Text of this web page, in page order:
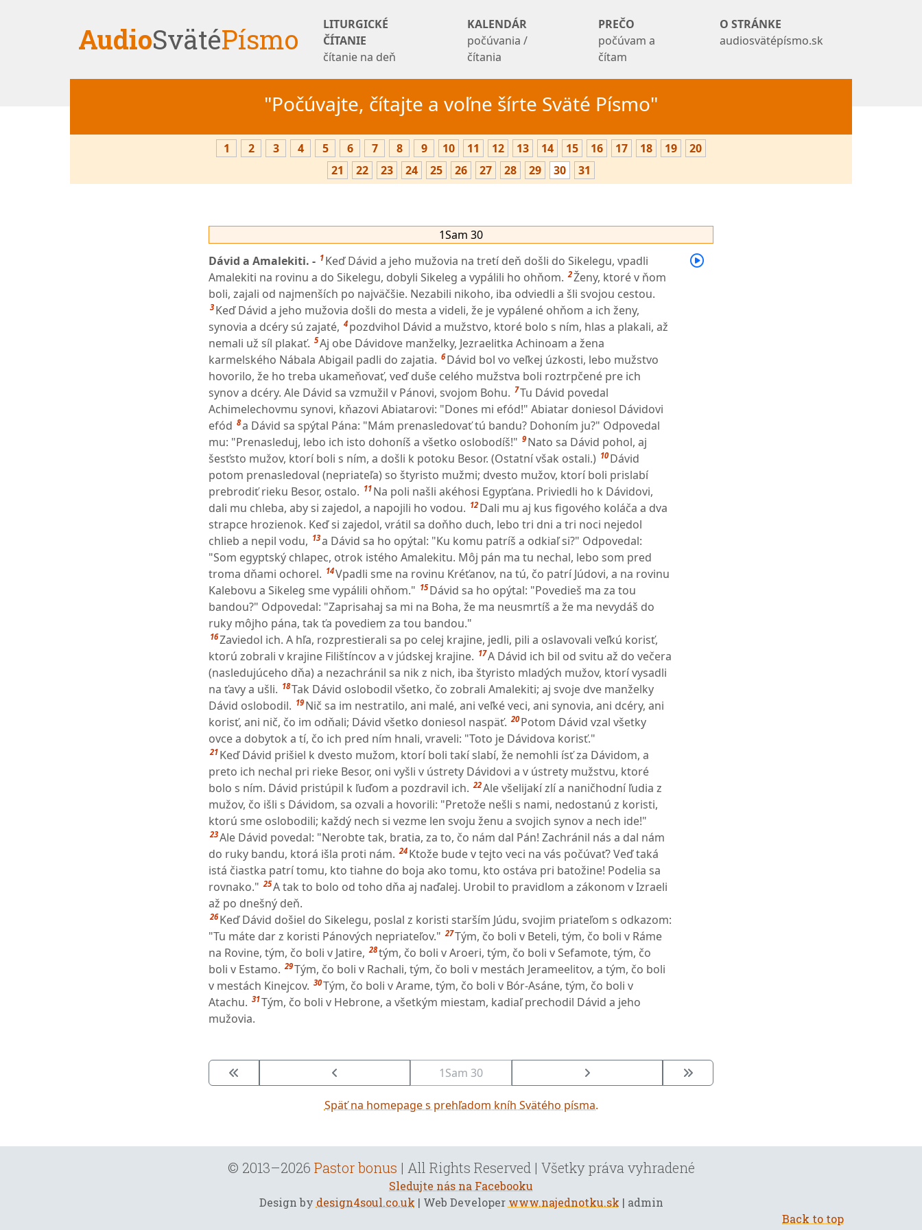
AudioSvätéPísmo
LITURGICKÉ
ČÍTANIE
čítanie na deň
KALENDÁR
počúvania /
čítania
PREČO
počúvam a
čítam
O STRÁNKE
audiosvätépísmo.sk
"Počúvajte, čítajte a voľne šírte Sväté Písmo"
1 2 3 4 5 6 7 8 9 10 11 12 13 14 15 16 17 18 19
20
21
22 23 24 25 26 27 28 29 30 31
1Sam 30
Dávid a Amalekiti. - 1 Keď Dávid a jeho mužovia na tretí deň došli do Sikelegu, vpadli
Amalekiti na rovinu a do Sikelegu, dobyli Sikeleg a vypálili ho ohňom. 2Ženy, ktoré v ňom
boli, zajali od najmenších po najväčšie. Nezabili nikoho, iba odviedli a šli svojou cestou.
3 Keď Dávid a jeho mužovia došli do mesta a videli, že je vypálené ohňom a ich ženy,
synovia a dcéry sú zajaté, 4 pozdvihol Dávid a mužstvo, ktoré bolo s ním, hlas a plakali, až
nemali už síl plakať. 5Aj obe Dávidove manželky, Jezraelitka Achinoam a žena
karmelského Nábala Abigail padli do zajatia. 6 Dávid bol vo veľkej úzkosti, lebo mužstvo
hovorilo, že ho treba ukameňovať, veď duše celého mužstva boli roztrpčené pre ich
synov a dcéry. Ale Dávid sa vzmužil v Pánovi, svojom Bohu. 7Tu Dávid povedal
Achimelechovmu synovi, kňazovi Abiatarovi: "Dones mi efód!" Abiatar doniesol Dávidovi
efód 8a Dávid sa spýtal Pána: "Mám prenasledovať tú bandu? Dohoním ju?" Odpovedal
mu: "Prenasleduj, lebo ich isto dohoníš a všetko oslobodíš!" 9 Nato sa Dávid pohol, aj
šesťsto mužov, ktorí boli s ním, a došli k potoku Besor. (Ostatní však ostali.) 10 Dávid
potom prenasledoval (nepriateľa) so štyristo mužmi; dvesto mužov, ktorí boli prislabí
prebrodiť rieku Besor, ostalo. 11 Na poli našli akéhosi Egypťana. Priviedli ho k Dávidovi,
dali mu chleba, aby si zajedol, a napojili ho vodou. 12 Dali mu aj kus figového koláča a dva
strapce hrozienok. Keď si zajedol, vrátil sa doňho duch, lebo tri dni a tri noci nejedol
chlieb a nepil vodu, 13a Dávid sa ho opýtal: "Ku komu patríš a odkiaľ si?" Odpovedal:
"Som egyptský chlapec, otrok istého Amalekitu. Môj pán ma tu nechal, lebo som pred
troma dňami ochorel. 14Vpadli sme na rovinu Kréťanov, na tú, čo patrí Júdovi, a na rovinu
Kalebovu a Sikeleg sme vypálili ohňom." 15 Dávid sa ho opýtal: "Povedieš ma za tou
bandou?" Odpovedal: "Zaprisahaj sa mi na Boha, že ma neusmrtíš a že ma nevydáš do
ruky môjho pána, tak ťa povediem za tou bandou."
16Zaviedol ich. A hľa, rozprestierali sa po celej krajine, jedli, pili a oslavovali veľkú korisť,
ktorú zobrali v krajine Filištíncov a v júdskej krajine. 17A Dávid ich bil od svitu až do večera
(nasledujúceho dňa) a nezachránil sa nik z nich, iba štyristo mladých mužov, ktorí vysadli
na ťavy a ušli. 18Tak Dávid oslobodil všetko, čo zobrali Amalekiti; aj svoje dve manželky
Dávid oslobodil. 19 Nič sa im nestratilo, ani malé, ani veľké veci, ani synovia, ani dcéry, ani
korisť, ani nič, čo im odňali; Dávid všetko doniesol naspäť. 20 Potom Dávid vzal všetky
ovce a dobytok a tí, čo ich pred ním hnali, vraveli: "Toto je Dávidova korisť."
21 Keď Dávid prišiel k dvesto mužom, ktorí boli takí slabí, že nemohli ísť za Dávidom, a
preto ich nechal pri rieke Besor, oni vyšli v ústrety Dávidovi a v ústrety mužstvu, ktoré
bolo s ním. Dávid pristúpil k ľuďom a pozdravil ich. 22Ale všelijakí zlí a naničhodní ľudia z
mužov, čo išli s Dávidom, sa ozvali a hovorili: "Pretože nešli s nami, nedostanú z koristi,
ktorú sme oslobodili; každý nech si vezme len svoju ženu a svojich synov a nech ide!"
23Ale Dávid povedal: "Nerobte tak, bratia, za to, čo nám dal Pán! Zachránil nás a dal nám
do ruky bandu, ktorá išla proti nám. 24 Ktože bude v tejto veci na vás počúvať? Veď taká
istá čiastka patrí tomu, kto tiahne do boja ako tomu, kto ostáva pri batožine! Podelia sa
rovnako." 25A tak to bolo od toho dňa aj naďalej. Urobil to pravidlom a zákonom v Izraeli
až po dnešný deň.
26 Keď Dávid došiel do Sikelegu, poslal z koristi starším Júdu, svojim priateľom s odkazom:
"Tu máte dar z koristi Pánových nepriateľov." 27Tým, čo boli v Beteli, tým, čo boli v Ráme
na Rovine, tým, čo boli v Jatire, 28tým, čo boli v Aroeri, tým, čo boli v Sefamote, tým, čo
boli v Estamo. 29Tým, čo boli v Rachali, tým, čo boli v mestách Jerameelitov, a tým, čo boli
v mestách Kinejcov. 30Tým, čo boli v Arame, tým, čo boli v Bór-Asáne, tým, čo boli v
Atachu. 31Tým, čo boli v Hebrone, a všetkým miestam, kadiaľ prechodil Dávid a jeho
mužovia.
1Sam 30
Späť na homepage s prehľadom kníh Svätého písma.
© 2013–2026 Pastor bonus | All Rights Reserved | Všetky práva vyhradené
Sledujte nás na Facebooku
Design by design4soul.co.uk | Web Developer www.najednotku.sk | admin
Back to top